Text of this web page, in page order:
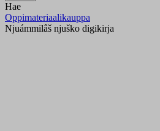
Hae
Oppimateriaalikauppa
Njuámmilâš njuško digikirja